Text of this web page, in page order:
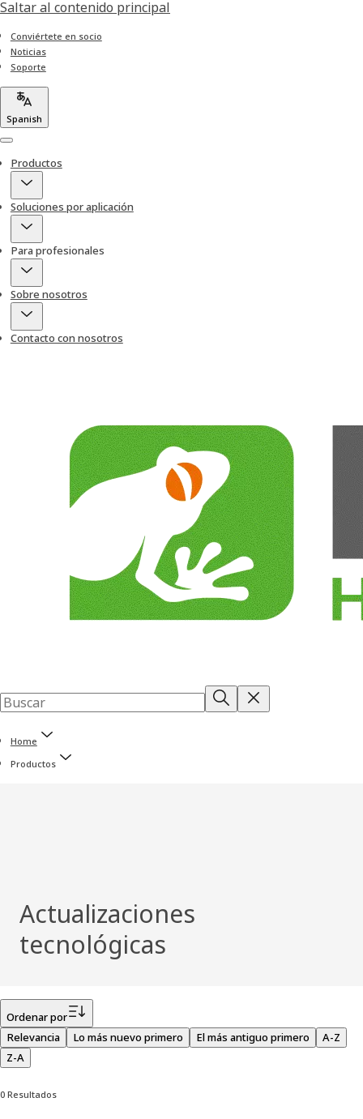
Saltar al contenido principal
Conviértete en socio
Noticias
Soporte
Spanish
Menu
Productos
Soluciones por aplicación
Para profesionales
Sobre nosotros
Contacto con nosotros
Home
Productos
Actualizaciones
tecnológicas
Ordenar por
Relevancia
Lo más nuevo primero El más antiguo primero
A-Z
Z-A
0 Resultados